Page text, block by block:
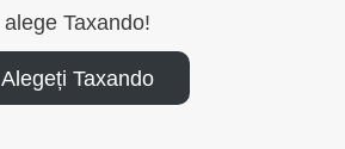
alege Taxando!
Alegeți Taxando